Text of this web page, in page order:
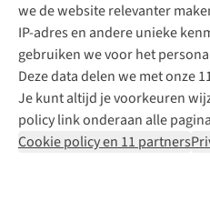
we de website relevanter
IP-adres en andere unieke
gebruiken we voor het
Deze data delen we met onze
Je kunt altijd je voorkeuren
policy link onderaan alle
Cookie policy en 11 partners